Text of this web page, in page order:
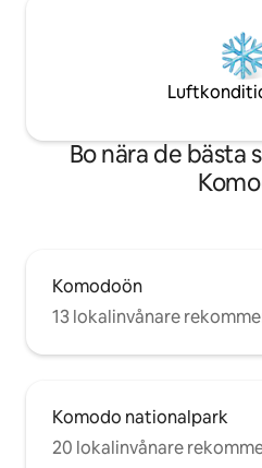
Bo nära de bästa
Komodoön
13 lokalinvånare
Komodo nationalpark
20 lokalinvånare